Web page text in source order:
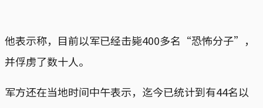
他表示称，目前以军已经击毙400多名“恐怖分子”，
并俘虏了数十人。
军方还在当地时间中午表示，迄今已统计到有44名以